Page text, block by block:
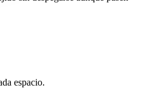
espacio.